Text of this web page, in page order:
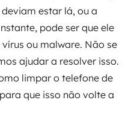
estar lá, ou a
pode ser que ele
ou malware. Não se
ajudar a resolver isso.
limpar o telefone de
que isso não volte a